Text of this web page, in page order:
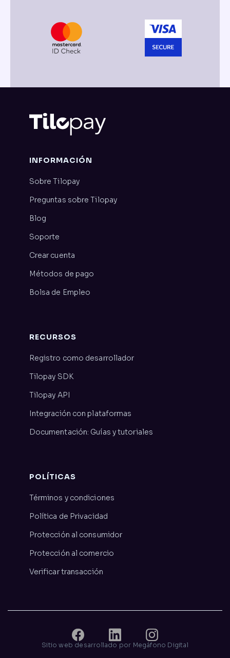
INFORMACIÓN
Sobre Tilopay
Preguntas sobre Tilopay
Blog
Soporte
Crear cuenta
Métodos de pago
Bolsa de Empleo
RECURSOS
Registro como desarrollador
Tilopay SDK
Tilopay API
Integración con plataformas
Documentación: Guías y tutoriales
POLÍTICAS
Términos y condiciones
Política de Privacidad
Protección al consumidor
Protección al comercio
Verificar transacción
Sitio web desarrollado por Megáfono Digital